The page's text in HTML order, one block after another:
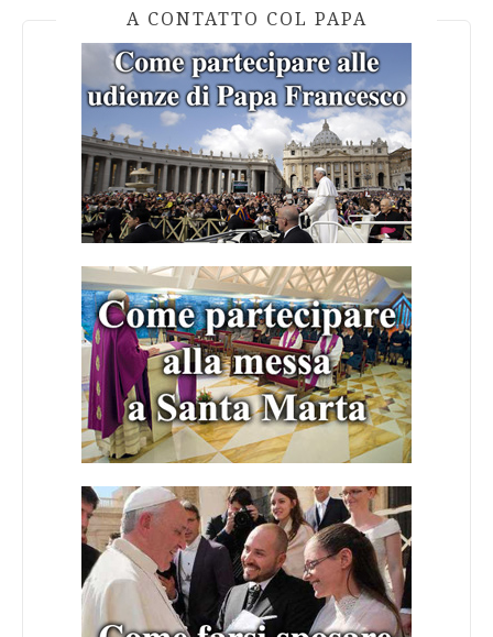
A CONTATTO COL PAPA